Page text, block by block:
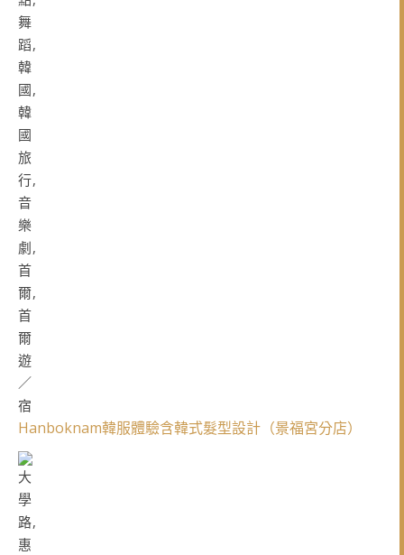
Hanboknam韓服體驗含韓式髮型設計（景福宮分店）